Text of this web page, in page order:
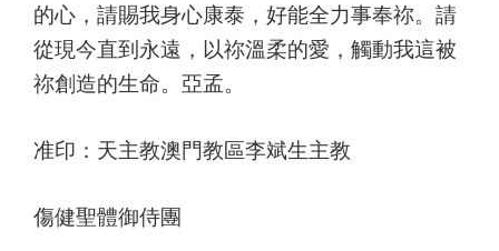
的心，請賜我身心康泰，好能全力事奉祢。請
從現今直到永遠，以祢溫柔的愛，觸動我這被
祢創造的生命。亞孟。
准印：天主教澳門教區李斌生主教
傷健聖體御侍團